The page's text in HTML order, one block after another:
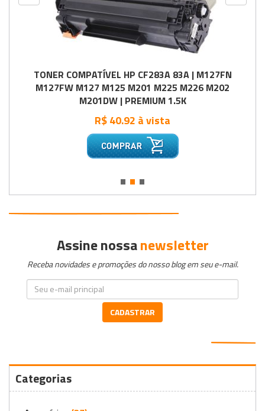
TONER COMPATÍVEL HP CF283A 83A | M127FN
M127FW M127 M125 M201 M225 M226 M202
M201DW | PREMIUM 1.5K
R$ 40.92 à vista
•••
Assine nossanewsletter
Receba novidades e promoções do nosso blog em seu e-mail.
CADASTRAR
Categorias